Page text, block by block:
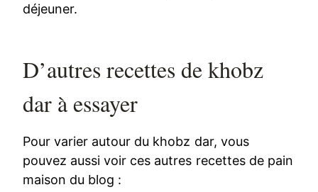
déjeuner.
D’autres recettes de khobz
dar à essayer
Pour varier autour du khobz dar, vous
pouvez aussi voir ces autres recettes de pain
maison du blog :